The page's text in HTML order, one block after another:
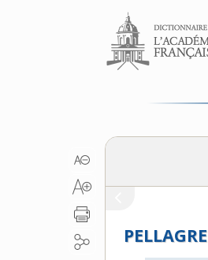
Aller au contenu
PELLAGRE